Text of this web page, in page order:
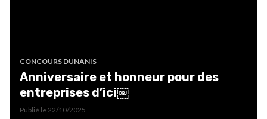
CONCOURS DUNANIS
Anniversaire et honneur pour des
entreprises d’ici￼
Publié le22/10/2025